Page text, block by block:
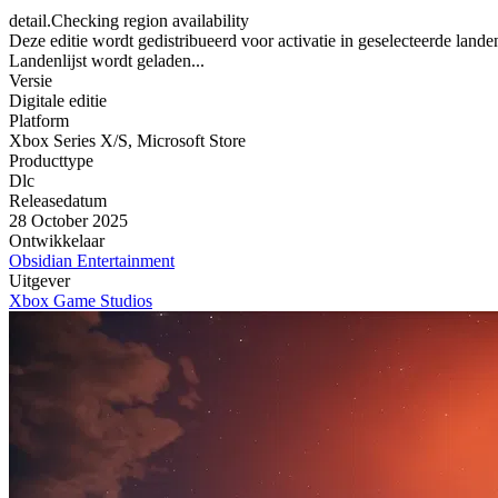
detail.Checking region availability
Deze editie wordt gedistribueerd voor activatie in geselecteerde
Landenlijst wordt geladen...
Versie
Digitale editie
Platform
Xbox Series X/S, Microsoft Store
Producttype
Dlc
Releasedatum
28 October 2025
Ontwikkelaar
Obsidian Entertainment
Uitgever
Xbox Game Studios